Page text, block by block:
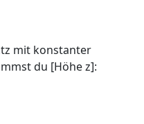
mit konstanter
du [Höhe z]: